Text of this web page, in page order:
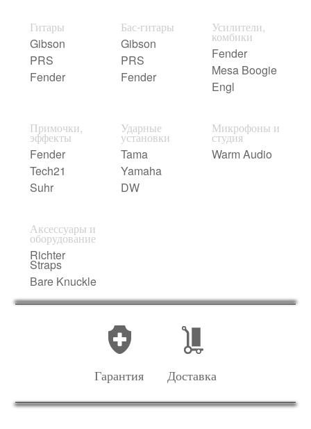
Гитары
Gibson
PRS
Fender
Бас-гитары
Gibson
PRS
Fender
Усилители,
комбики
Fender
Mesa Boogie
Engl
Примочки,
эффекты
Fender
Tech21
Suhr
Ударные
установки
Tama
Yamaha
DW
Микрофоны и
студия
Warm Audio
Аксессуары и
оборудование
Richter
Straps
Bare Knuckle
Гарантия Доставка